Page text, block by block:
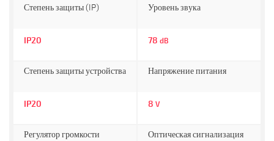
Степень защиты (IP)
IP20
Уровень звука
78 dB
Степень защиты устройства
IP20
Напряжение питания
8 V
Регулятор громкости
Оптическая сигнализация